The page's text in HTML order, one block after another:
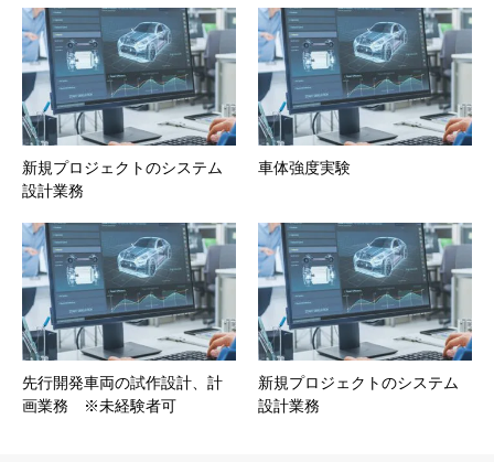
新規プロジェクトのシステム
設計業務
車体強度実験
先行開発車両の試作設計、計
画業務 ※未経験者可
新規プロジェクトのシステム
設計業務